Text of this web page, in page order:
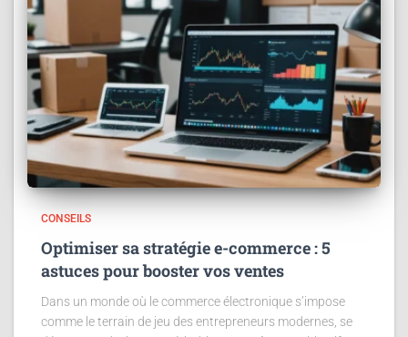
CONSEILS
Optimiser sa stratégie e-commerce : 5
astuces pour booster vos ventes
Dans un monde où le commerce électronique s’impose
comme le terrain de jeu des entrepreneurs modernes, se